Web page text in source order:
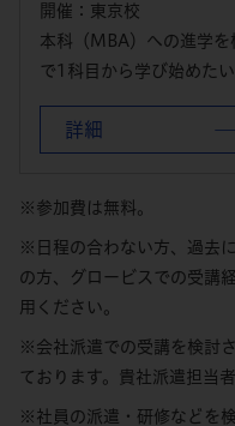
開催：東京校
本科（MBA）への進学を
で1科目から学び始めた
詳細
※参加費は無料。
※日程の合わない方、過去
の方、グロービスでの受講
用ください。
※会社派遣での受講を検討
ております。貴社派遣担当
※社員の派遣・研修などを